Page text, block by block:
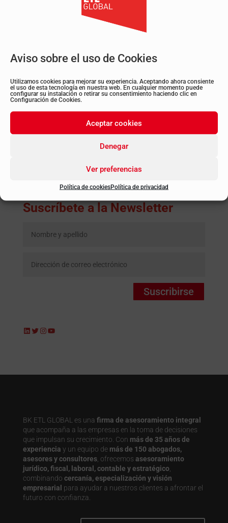
Aviso sobre el uso de Cookies
Utilizamos cookies para mejorar su experiencia. Aceptando ahora consiente
el uso de esta tecnología en nuestra web. En cualquier momento puede
configurar su instalación o retirar su consentimiento haciendo clic en
Configuración de Cookies.
Aceptar cookies
Denegar
Ver preferencias
Política de cookiesPolítica de privacidad
Despachos BK ETL
GLOBAL
Volver a todos los post
Suscríbete a la Newsletter
Suscribirse
LinkedIn
Twitter
Instagram
YouTube
BK ETL GLOBAL es una firma de asesoramiento integral
que acompaña a las empresas en la toma de decisiones
que impulsan su crecimiento. Con más de 35 años de
experiencia y un equipo de más de 150 abogados,
asesores y consultores, ofrecemos asesoramiento
jurídico, fiscal, laboral, contable y estratégico
combinando cercanía, especialización y visión
empresarial para ayudar a nuestros clientes a afrontar el
futuro con confianza.